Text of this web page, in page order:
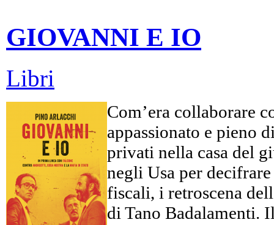
GIOVANNI E IO
Libri
Com’era collaborare
appassionato e pieno
privati nella casa del
negli Usa per
fiscali, i retroscena
di Tano Badalamenti.